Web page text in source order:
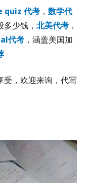
quiz 代考 ， 数学代
多少钱， 北美代考 ，
代考 ，涵盖美国加
受，欢迎来询，代写